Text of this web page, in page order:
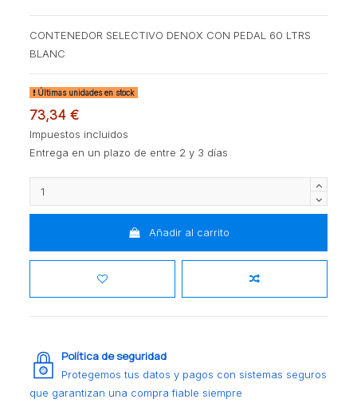
CONTENEDOR SELECTIVO DENOX CON PEDAL 60 LTRS
BLANC
Últimas unidades en stock
73,34 €
Impuestos incluidos
Entrega en un plazo de entre 2 y 3 días
Añadir al carrito
Política de seguridad
Protegemos tus datos y pagos con sistemas seguros
que garantizan una compra fiable siempre